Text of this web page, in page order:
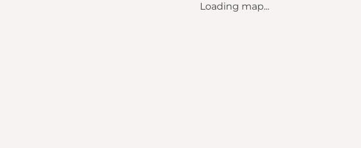
Loading map...